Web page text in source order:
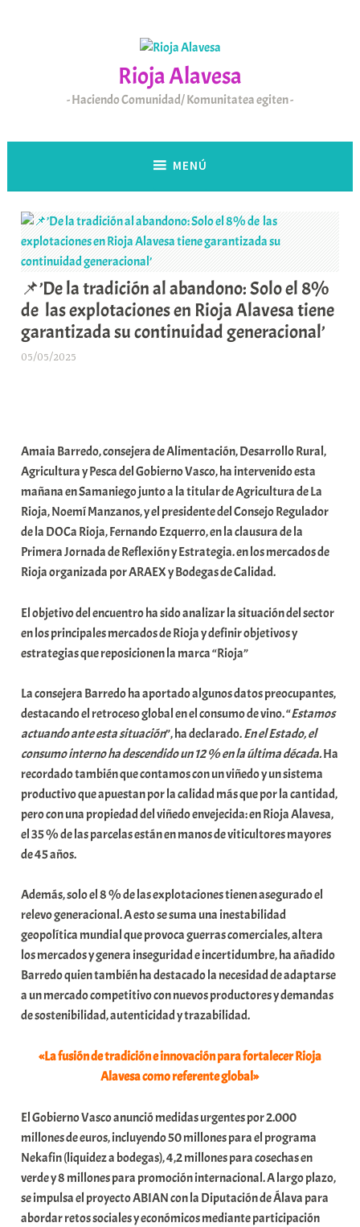
Rioja Alavesa
Haciendo Comunidad/ Komunitatea egiten
MENÚ
📌’De la tradición al abandono: Solo el 8%
de las explotaciones en Rioja Alavesa tiene
garantizada su continuidad generacional’
05/05/2025
r
E
r
r
i
o
x
K
o
m
n
i
t
a
t
e
a
Amaia Barredo, consejera de Alimentación, Desarrollo Rural,
Agricultura y Pesca del Gobierno Vasco, ha intervenido esta
mañana en Samaniego junto a la titular de Agricultura de La
Rioja, Noemí Manzanos, y el presidente del Consejo Regulador
de la DOCa Rioja, Fernando Ezquerro, en la clausura de la
Primera Jornada de Reflexión y Estrategia. en los mercados de
Rioja organizada por ARAEX y Bodegas de Calidad.
El objetivo del encuentro ha sido analizar la situación del sector
en los principales mercados de Rioja y definir objetivos y
estrategias que reposicionen la marca “Rioja”
La consejera Barredo ha aportado algunos datos preocupantes,
destacando el retroceso global en el consumo de vino. “Estamos
actuando ante esta situación”, ha declarado.En el Estado, el
consumo interno ha descendido un 12 % en la última década.Ha
recordado también que contamos con un viñedo y un sistema
productivo que apuestan por la calidad más que por la cantidad,
pero con una propiedad del viñedo envejecida: en Rioja Alavesa,
el 35 % de las parcelas están en manos de viticultores mayores
de 45 años.
Además, solo el 8 % de las explotaciones tienen asegurado el
relevo generacional. A esto se suma una inestabilidad
geopolítica mundial que provoca guerras comerciales, altera
los mercados y genera inseguridad e incertidumbre, ha añadido
Barredo quien también ha destacado la necesidad de adaptarse
a un mercado competitivo con nuevos productores y demandas
de sostenibilidad, autenticidad y trazabilidad.
«La fusión de tradición e innovación para fortalecer Rioja
Alavesa como referente global»
El Gobierno Vasco anunció medidas urgentes por 2.000
millones de euros, incluyendo 50 millones para el programa
Nekafin (liquidez a bodegas), 4,2 millones para cosechas en
verde y 8 millones para promoción internacional. A largo plazo,
se impulsa el proyecto ABIAN con la Diputación de Álava para
abordar retos sociales y económicos mediante participación